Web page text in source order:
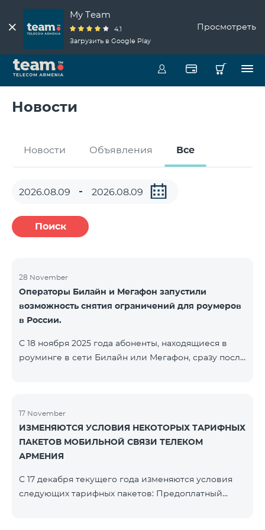
My Team
4.1
Загрузить в Google Play
Просмотреть
Новости
Новости Объявления Все
Поиск
28 November
Операторы Билайн и Мегафон запустили
возможность снятия ограничений для роумеров
в России.
С 18 ноября 2025 года абоненты, находящиеся в
роуминге в сети Билайн или Мегафон, сразу после
успешного завершения доступ к интернету и SMS
восстанавливается автоматически. Обращаем
внимание, что ссылка Captcha работает только при
подключении к мобильной сети данных
Fi и VPN должны быть отключен
17 November
ИЗМЕНЯЮТСЯ УСЛОВИЯ НЕКОТОРЫХ ТАРИФНЫХ
ПАКЕТОВ МОБИЛЬНОЙ СВЯЗИ ТЕЛЕКОМ
АРМЕНИЯ
С 17 декабря текущего года изменяются условия
следующих тарифных пакетов: Предоплатный